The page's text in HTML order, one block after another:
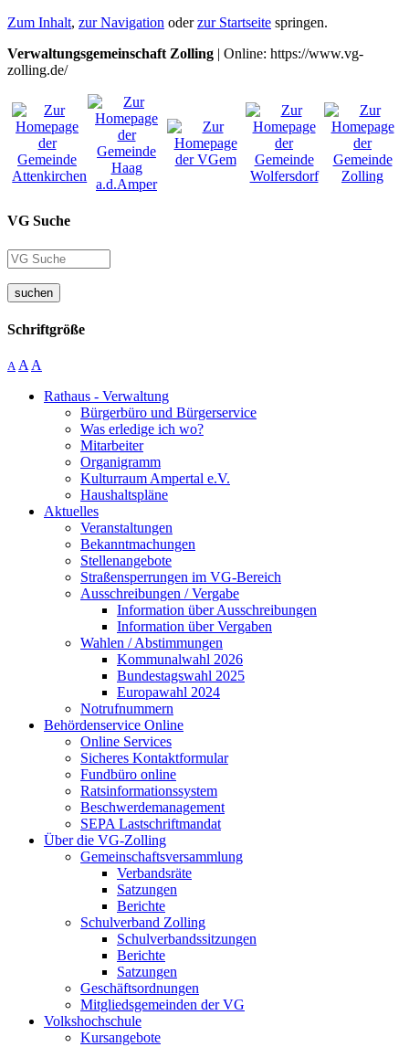
Zum Inhalt, zur Navigation oderzur Startseite springen.
Verwaltungsgemeinschaft Zolling | Online: https://www.vg-
zolling.de/
VG Suche
suchen
Schriftgröße
A A A
Rathaus - Verwaltung
Bürgerbüro und Bürgerservice
Was erledige ich wo?
Mitarbeiter
Organigramm
Kulturraum Ampertal e.V.
Haushaltspläne
Aktuelles
Veranstaltungen
Bekanntmachungen
Stellenangebote
Straßensperrungen im VG-Bereich
Ausschreibungen / Vergabe
Information über Ausschreibungen
Information über Vergaben
Wahlen / Abstimmungen
Kommunalwahl 2026
Bundestagswahl 2025
Europawahl 2024
Notrufnummern
Behördenservice Online
Online Services
Sicheres Kontaktformular
Fundbüro online
Ratsinformationssystem
Beschwerdemanagement
SEPA Lastschriftmandat
Über die VG-Zolling
Gemeinschaftsversammlung
Verbandsräte
Satzungen
Berichte
Schulverband Zolling
Schulverbandssitzungen
Berichte
Satzungen
Geschäftsordnungen
Mitgliedsgemeinden der VG
Volkshochschule
Kursangebote